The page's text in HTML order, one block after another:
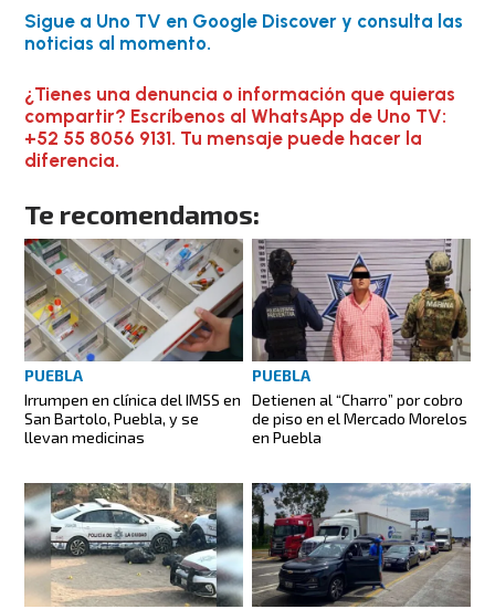
Sigue a Uno TV en Google Discover y consulta las
noticias al momento.
¿Tienes una denuncia o información que quieras
compartir? Escríbenos al WhatsApp de Uno TV:
+52 55 8056 9131. Tu mensaje puede hacer la
diferencia.
Te recomendamos:
PUEBLA
Irrumpen en clínica del IMSS en
San Bartolo, Puebla, y se
llevan medicinas
PUEBLA
Detienen al “Charro” por cobro
de piso en el Mercado Morelos
en Puebla